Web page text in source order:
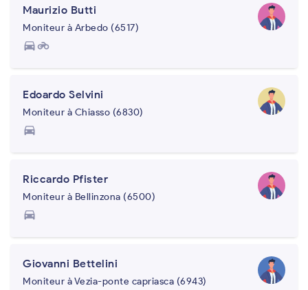
Maurizio Butti
Moniteur à Arbedo (6517)
directions_carmotorcycle
Edoardo Selvini
Moniteur à Chiasso (6830)
directions_car
Riccardo Pfister
Moniteur à Bellinzona (6500)
directions_car
Giovanni Bettelini
Moniteur à Vezia-ponte capriasca (6943)